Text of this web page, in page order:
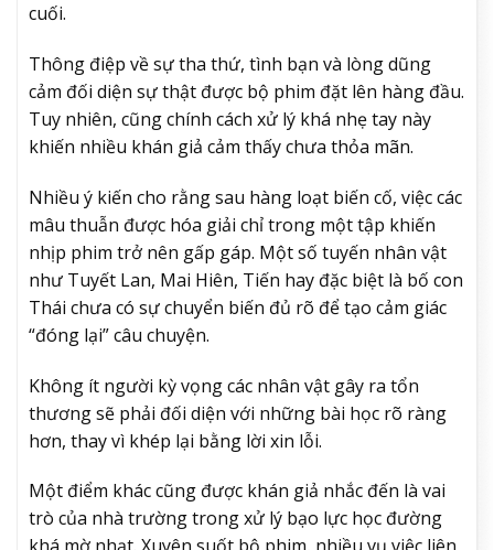
cuối.
Thông điệp về sự tha thứ, tình bạn và lòng dũng
cảm đối diện sự thật được bộ phim đặt lên hàng đầu.
Tuy nhiên, cũng chính cách xử lý khá nhẹ tay này
khiến nhiều khán giả cảm thấy chưa thỏa mãn.
Nhiều ý kiến cho rằng sau hàng loạt biến cố, việc các
mâu thuẫn được hóa giải chỉ trong một tập khiến
nhịp phim trở nên gấp gáp. Một số tuyến nhân vật
như Tuyết Lan, Mai Hiên, Tiến hay đặc biệt là bố con
Thái chưa có sự chuyển biến đủ rõ để tạo cảm giác
“đóng lại” câu chuyện.
Không ít người kỳ vọng các nhân vật gây ra tổn
thương sẽ phải đối diện với những bài học rõ ràng
hơn, thay vì khép lại bằng lời xin lỗi.
Một điểm khác cũng được khán giả nhắc đến là vai
trò của nhà trường trong xử lý bạo lực học đường